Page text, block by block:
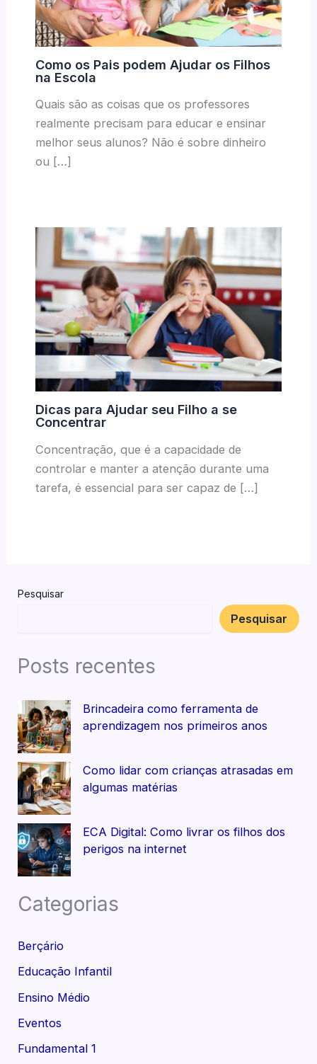
Como os Pais podem Ajudar os Filhos
na Escola
Quais são as coisas que os professores
realmente precisam para educar e ensinar
melhor seus alunos? Não é sobre dinheiro
ou […]
Dicas para Ajudar seu Filho a se
Concentrar
Concentração, que é a capacidade de
controlar e manter a atenção durante uma
tarefa, é essencial para ser capaz de […]
Pesquisar
Pesquisar
Posts recentes
Brincadeira como ferramenta de
aprendizagem nos primeiros anos
Como lidar com crianças atrasadas em
algumas matérias
ECA Digital: Como livrar os filhos dos
perigos na internet
Categorias
Berçário
Educação Infantil
Ensino Médio
Eventos
Fundamental 1